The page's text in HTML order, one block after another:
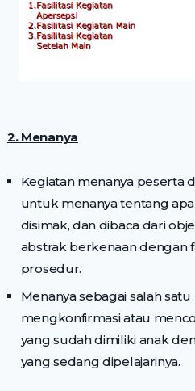
2. Menanya
Kegiatan menanya peserta
untuk menanya tentang
disimak, dan dibaca dari
abstrak berkenaan dengan
prosedur.
Menanya sebagai salah
mengkonfirmasi atau
yang sudah dimiliki anak
yang sedang dipelajarinya.